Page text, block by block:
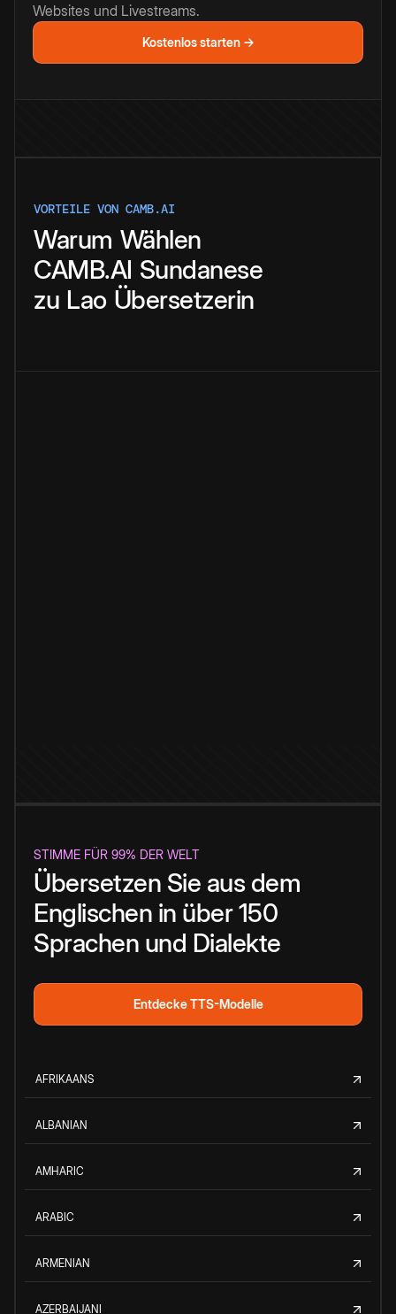
Websites und Livestreams.
Kostenlos starten →
VORTEILE VON CAMB.AI
Warum Wählen
CAMB.AI Sundanese
zu Lao Übersetzerin
STIMME FÜR 99% DER WELT
Übersetzen Sie aus dem
Englischen in über 150
Sprachen und Dialekte
Entdecke TTS-Modelle
AFRIKAANS
ALBANIAN
AMHARIC
ARABIC
ARMENIAN
AZERBAIJANI